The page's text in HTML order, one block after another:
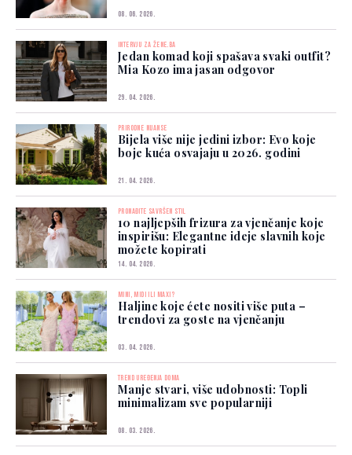
08. 06. 2026.
INTERVJU ZA ŽENE.BA
Jedan komad koji spašava svaki outfit?
Mia Kozo ima jasan odgovor
29. 04. 2026.
PRIRODNE NIJANSE
Bijela više nije jedini izbor: Evo koje
boje kuća osvajaju u 2026. godini
21. 04. 2026.
PRONAĐITE SAVRŠEN STIL
10 najljepših frizura za vjenčanje koje
inspirišu: Elegantne ideje slavnih koje
možete kopirati
14. 04. 2026.
MINI, MIDI ILI MAXI?
Haljine koje ćete nositi više puta –
trendovi za goste na vjenčanju
03. 04. 2026.
TREND UREĐENJA DOMA
Manje stvari, više udobnosti: Topli
minimalizam sve popularniji
08. 03. 2026.